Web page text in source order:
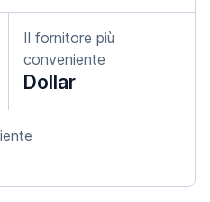
Il fornitore più
conveniente
Dollar